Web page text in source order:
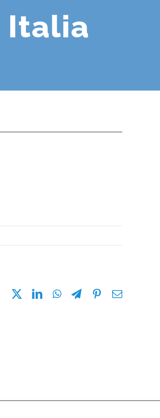
Italia
Facebook
X LinkedInWhatsAppTelegramPinterest
Email